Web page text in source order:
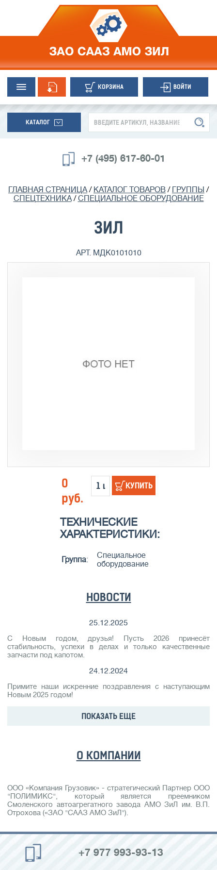
+7 (495) 617-60-01
КАТАЛОГ
КОРЗИНА ВОЙТИ
ГЛАВНАЯ СТРАНИЦА/ КАТАЛОГ ТОВАРОВ/ ГРУППЫ /
СПЕЦТЕХНИКА/СПЕЦИАЛЬНОЕ ОБОРУДОВАНИЕ
ЗИЛ
АРТ. МДК0101010
0
руб.
КУПИТЬ
ТЕХНИЧЕСКИЕ
ХАРАКТЕРИСТИКИ:
Группа:
Специальное
оборудование
НОВОСТИ
25.12.2025
С Новым годом, друзья! Пусть 2026 принесёт
стабильность, успехи в делах и только качественные
запчасти под капотом.
24.12.2024
Примите наши искренние поздравления с наступающим
Новым 2025 годом!
ПОКАЗАТЬ ЕЩЕ
О КОМПАНИИ
ООО «Компания Грузовик» - стратегический Партнер ООО
"ПОЛИМИКС", который является преемником
Смоленского автоагрегатного завода АМО ЗиЛ им. В.П.
Отрохова («ЗАО "СААЗ АМО ЗиЛ").
+7 977 993-93-13